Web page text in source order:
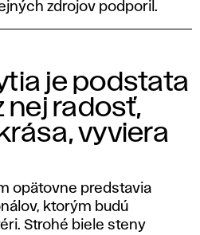
zdrojov podporil.
je podstata
nej radosť,
vyviera
opätovne predstavia
ktorým budú
Strohé biele steny